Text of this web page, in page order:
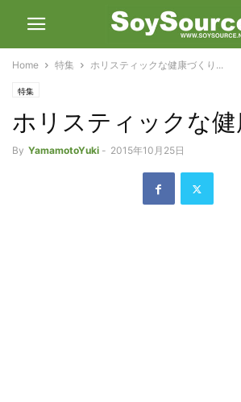
Home 特集 ホリスティックな健康づくり...
特集
ホリスティックな健
By YamamotoYuki - 2015年10月25日